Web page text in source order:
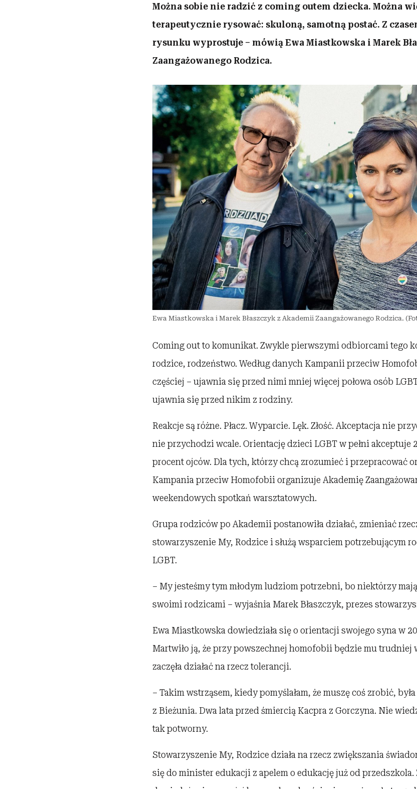
Można sobie nie radzić z coming outem dziecka. Można
terapeutycznie rysować: skuloną, samotną postać. Z
rysunku wyprostuje – mówią Ewa Miastkowska i Marek
Zaangażowanego Rodzica.
Ewa Miastkowska i Marek Błaszczyk z Akademii Zaangażowanego Rodzica.
Coming out to komunikat. Zwykle pierwszymi odbiorcami tego
rodzice, rodzeństwo. Według danych Kampanii przeciw
częściej – ujawnia się przed nimi mniej więcej połowa osób
ujawnia się przed nikim z rodziny.
Reakcje są różne. Płacz. Wyparcie. Lęk. Złość. Akceptacja nie
nie przychodzi wcale. Orientację dzieci LGBT w pełni akceptuje
procent ojców. Dla tych, którzy chcą zrozumieć i przepracować
Kampania przeciw Homofobii organizuje Akademię
weekendowych spotkań warsztatowych.
Grupa rodziców po Akademii postanowiła działać, zmieniać
stowarzyszenie My, Rodzice i służą wsparciem potrzebującym
LGBT.
– My jesteśmy tym młodym ludziom potrzebni, bo niektórzy
swoimi rodzicami – wyjaśnia Marek Błaszczyk, prezes
Ewa Miastkowska dowiedziała się o orientacji swojego syna w
Martwiło ją, że przy powszechnej homofobii będzie mu trudniej
zaczęła działać na rzecz tolerancji.
– Takim wstrząsem, kiedy pomyślałam, że muszę coś zrobić,
z Bieżunia. Dwa lata przed śmiercią Kacpra z Gorczyna. Nie
tak potworny.
Stowarzyszenie My, Rodzice działa na rzecz zwiększania
się do minister edukacji z apelem o edukację już od